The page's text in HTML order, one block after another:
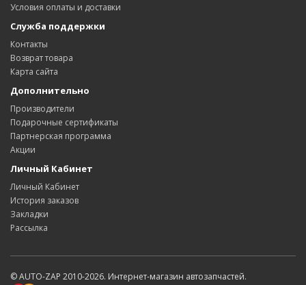
Условия оплаты и доставки
Служба поддержки
Контакты
Возврат товара
Карта сайта
Дополнительно
Производители
Подарочные сертификаты
Партнерская программа
Акции
Личный Кабинет
Личный Кабинет
История заказов
Закладки
Рассылка
© AUTO-ZAP 2010-2026. Интернет-магазин автозапчастей.